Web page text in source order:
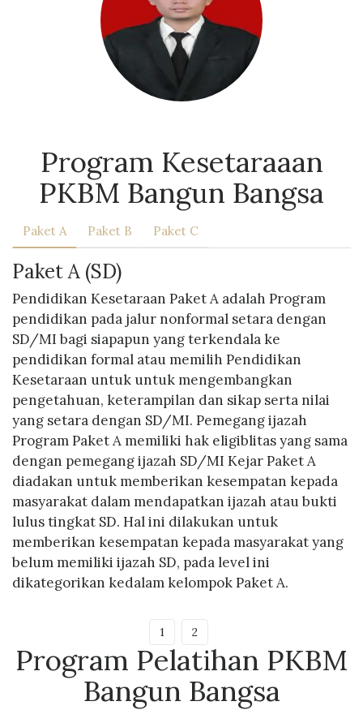
Program Kesetaraaan
PKBM Bangun Bangsa
Paket A Paket B Paket C
Paket A (SD)
Pendidikan Kesetaraan Paket A adalah Program
pendidikan pada jalur nonformal setara dengan
SD/MI bagi siapapun yang terkendala ke
pendidikan formal atau memilih Pendidikan
Kesetaraan untuk untuk mengembangkan
pengetahuan, keterampilan dan sikap serta nilai
yang setara dengan SD/MI. Pemegang ijazah
Program Paket A memiliki hak eligiblitas yang sama
dengan pemegang ijazah SD/MI Kejar Paket A
diadakan untuk memberikan kesempatan kepada
masyarakat dalam mendapatkan ijazah atau bukti
lulus tingkat SD. Hal ini dilakukan untuk
memberikan kesempatan kepada masyarakat yang
belum memiliki ijazah SD, pada level ini
dikategorikan kedalam kelompok Paket A.
1 2
Program Pelatihan PKBM
Bangun Bangsa